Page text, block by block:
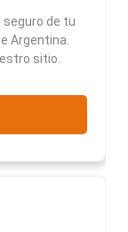
seguro de tu
Argentina.
sitio.